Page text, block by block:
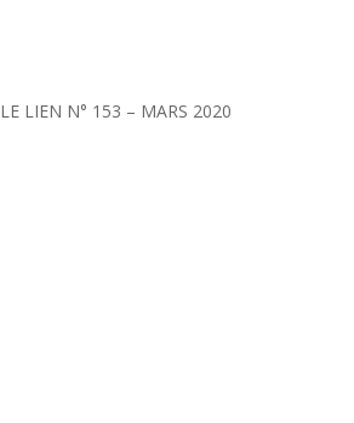
LE LIEN N° 153 – MARS 2020